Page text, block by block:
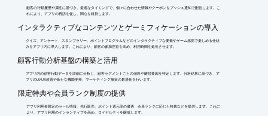
顧客の行動履歴や属性に基づき、最適なタイミングで、個々に合わせた情報やクーポンをプッシュ通知で配信します。こ
れにより、アプリの再訪を促し、関心を維持します。
インタラクティブなコンテンツとゲーミフィケーションの導入
クイズ、アンケート、スタンプラリー、ポイントプログラムなどのインタラクティブな要素やゲーム感覚で楽しめる仕組
みをアプリ内に導入します。これにより、顧客の参加意欲を高め、利用時間を延長させます。
顧客行動分析基盤の構築と活用
アプリ内の顧客行動データを詳細に分析し、顧客セグメントごとの傾向や離脱要因を特定します。分析結果に基づき、ア
プリのUI/UX改善や新たな機能開発、マーケティング施策の最適化を行います。
限定特典や会員ランク制度の提供
アプリ利用者限定のセール情報、先行販売、ポイント還元率の優遇、会員ランクに応じた特典などを提供します。これに
より、アプリ利用のインセンティブを高め、ロイヤルティを醸成します。